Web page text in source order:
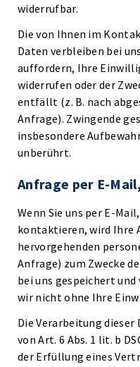
widerrufbar.
Die von Ihnen im
Daten verbleiben bei
auffordern, Ihre
widerrufen oder der
entfällt (z. B. nach
Anfrage). Zwingende
insbesondere
unberührt.
Anfrage per E-
Wenn Sie uns per E-
kontaktieren, wird Ihre
hervorgehenden
Anfrage) zum Zwecke
bei uns gespeichert
wir nicht ohne Ihre
Die Verarbeitung
von Art. 6 Abs. 1 lit. b
der Erfüllung eines